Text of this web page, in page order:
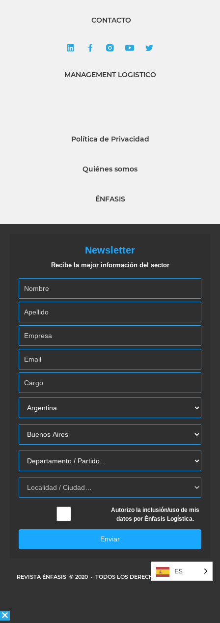
CONTACTO
MANAGEMENT LOGISTICO
Política de Privacidad
Quiénes somos
ÉNFASIS
Newsletter
Recibe la mejor información del sector
Autorizo la inclusión/uso de mis
datos por Énfasis Logística.
Enviar
REVISTA ÉNFASIS © 2020 · TODOS LOS DERECHOS RESERVADOS
ES